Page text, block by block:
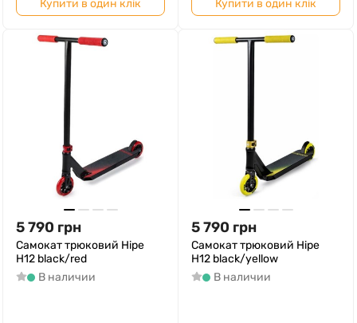
Купити в один клік Купити в один клік
5 790 грн
Самокат трюковий Hipe
H12 black/red
В наличии
5 790 грн
Самокат трюковий Hipe
H12 black/yellow
В наличии